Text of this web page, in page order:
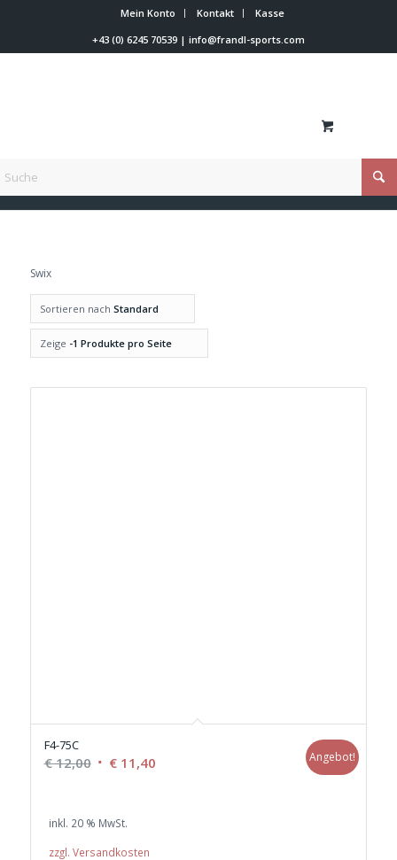
Mein Konto Kontakt
Kasse
+43 (0) 6245 70539| info@frandl-sports.com
Du bist hier:
Swix
Sortieren nach Standard
Zeige -1 Produkte pro Seite
F4-75C
€12,00 Ursprünglicher
€ 12,00
€11,40Aktueller
Angebot!
inkl. 20 % MwSt.
zzgl. Versandkosten